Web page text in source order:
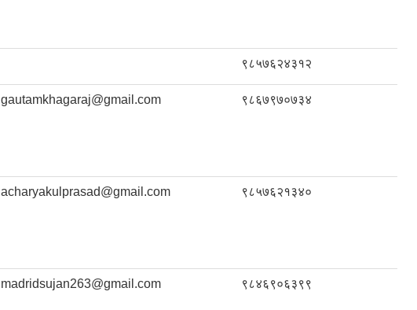
९८५७६२४३१२
gautamkhagaraj@gmail.com ९८६७९७०७३४
acharyakulprasad@gmail.com ९८५७६२१३४०
madridsujan263@gmail.com ९८४६९०६३९९